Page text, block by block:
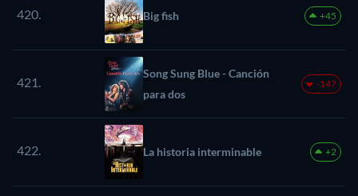
420. Big fish +45
421.
Song Sung Blue - Canción
para dos
-147
422. La historia interminable +2